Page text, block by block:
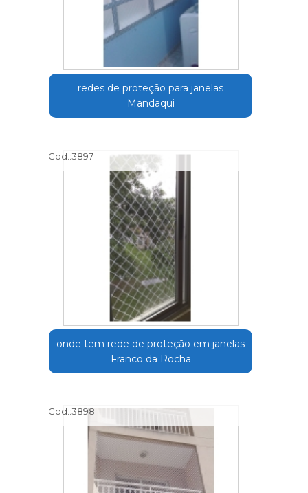
redes de proteção para janelas
Mandaqui
Cod.:3897
onde tem rede de proteção em janelas
Franco da Rocha
Cod.:3898